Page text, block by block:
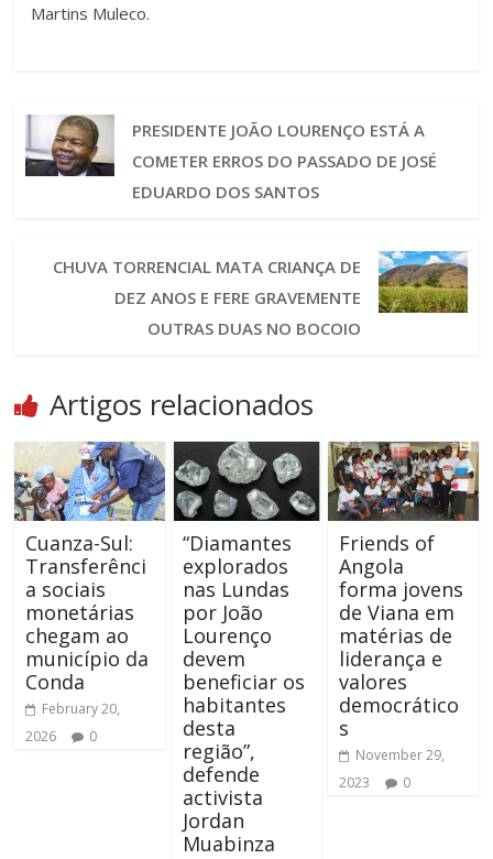
Martins Muleco.
PRESIDENTE JOÃO LOURENÇO ESTÁ A
COMETER ERROS DO PASSADO DE JOSÉ
EDUARDO DOS SANTOS
CHUVA TORRENCIAL MATA CRIANÇA DE
DEZ ANOS E FERE GRAVEMENTE
OUTRAS DUAS NO BOCOIO
Artigos relacionados
Cuanza-Sul:
Transferênci
a sociais
monetárias
chegam ao
município da
Conda
February 20,
2026
0
“Diamantes
explorados
nas Lundas
por João
Lourenço
devem
beneficiar os
habitantes
desta
região”,
defende
activista
Jordan
Muabinza
Friends of
Angola
forma jovens
de Viana em
matérias de
liderança e
valores
democrático
s
November 29,
2023
0